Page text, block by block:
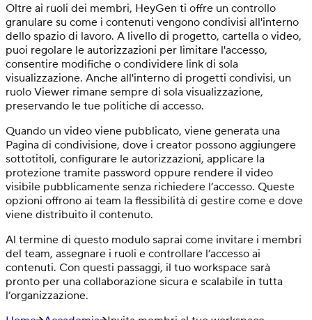
Oltre ai ruoli dei membri, HeyGen ti offre un controllo
granulare su come i contenuti vengono condivisi all'interno
dello spazio di lavoro. A livello di progetto, cartella o video,
puoi regolare le autorizzazioni per limitare l'accesso,
consentire modifiche o condividere link di sola
visualizzazione. Anche all'interno di progetti condivisi, un
ruolo Viewer rimane sempre di sola visualizzazione,
preservando le tue politiche di accesso.
Quando un video viene pubblicato, viene generata una
Pagina di condivisione, dove i creator possono aggiungere
sottotitoli, configurare le autorizzazioni, applicare la
protezione tramite password oppure rendere il video
visibile pubblicamente senza richiedere l’accesso. Queste
opzioni offrono ai team la flessibilità di gestire come e dove
viene distribuito il contenuto.
Al termine di questo modulo saprai come invitare i membri
del team, assegnare i ruoli e controllare l’accesso ai
contenuti. Con questi passaggi, il tuo workspace sarà
pronto per una collaborazione sicura e scalabile in tutta
l’organizzazione.